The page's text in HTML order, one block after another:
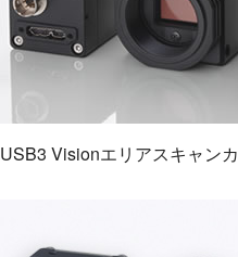
USB3 Visionエリアスキャン